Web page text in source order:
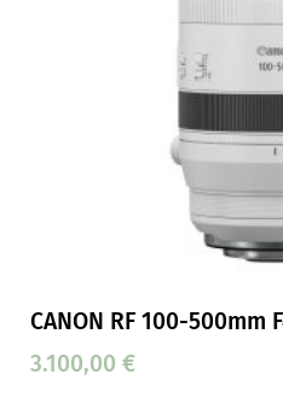
CANON RF 100-500mm
3.100,00 €